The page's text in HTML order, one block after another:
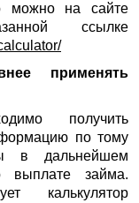
можно на сайте
ссылке
применять
получить
по тому
в дальнейшем
выплате займа.
калькулятор